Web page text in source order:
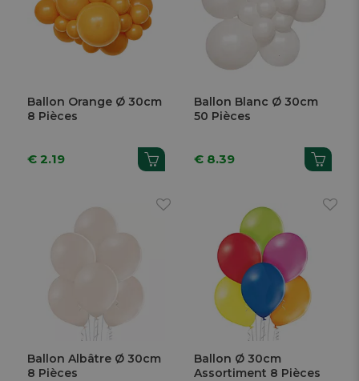
Ballon Orange Ø 30cm
8 Pièces
€ 2.19
Ballon Blanc Ø 30cm
50 Pièces
€ 8.39
Ballon Albâtre Ø 30cm
8 Pièces
Ballon Ø 30cm
Assortiment 8 Pièces